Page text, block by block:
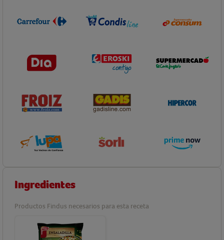
Ingredientes
Productos Findus necesarios para esta receta